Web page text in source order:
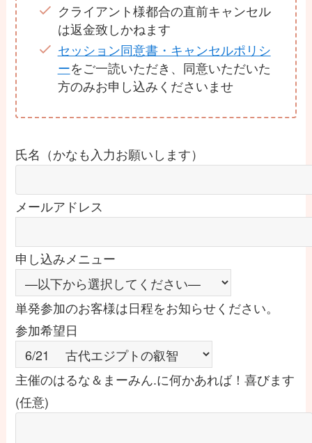
クライアント様都合の直前キャンセル
は返金致しかねます
セッション同意書・キャンセルポリシ
ーをご一読いただき、同意いただいた
方のみお申し込みくださいませ
氏名（かなも入力お願いします）
メールアドレス
申し込みメニュー
単発参加のお客様は日程をお知らせください。
参加希望日
主催のはるな＆まーみん.に何かあれば！喜びます
(任意)